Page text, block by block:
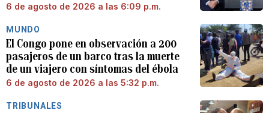
6 de agosto de 2026 a las 6:09 p.m.
MUNDO
El Congo pone en observación a 200
pasajeros de un barco tras la muerte
de un viajero con síntomas del ébola
6 de agosto de 2026 a las 5:32 p.m.
TRIBUNALES